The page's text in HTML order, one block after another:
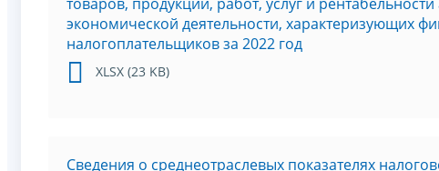
экономической деятельности, характеризующих
налогоплательщиков за 2022 год
XLSX (23 KB)
Сведения о среднеотраслевых показателях